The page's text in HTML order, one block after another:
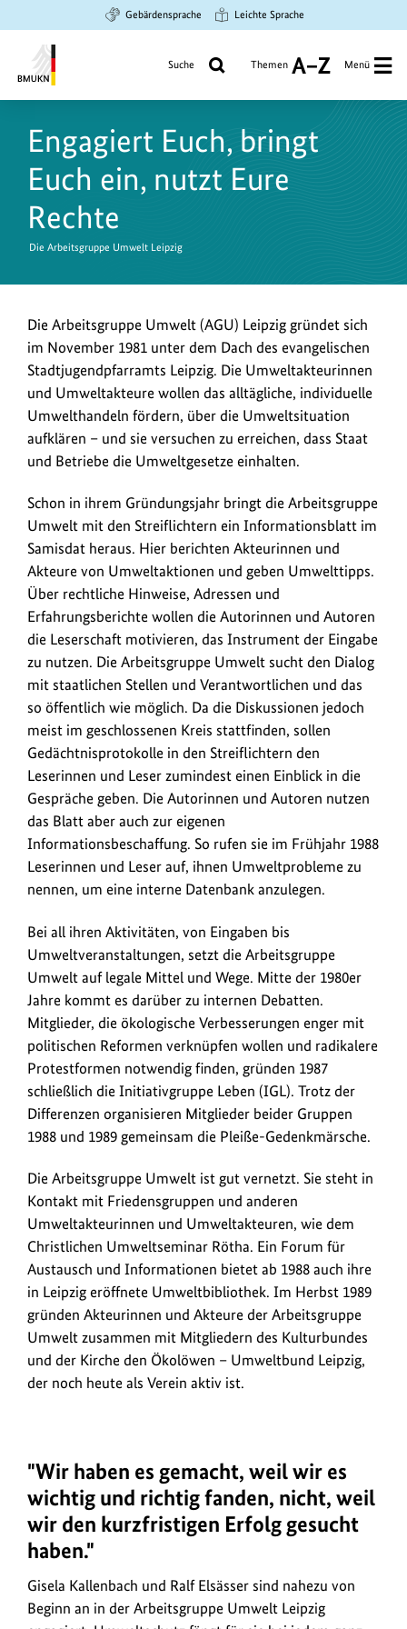
Hauptinhalt
springen
Suche
springen
Hauptnavigation
springen
Gebärdensprache Leichte Sprache
Umwelt,
Klimaschutz,
Naturschutz
und
nukleare
Sicherheit
Suche Themen
A
Z
Menü
Engagiert Euch, bringt
Euch ein, nutzt Eure
Rechte
Die Arbeitsgruppe Umwelt Leipzig
Die Arbeitsgruppe Umwelt (AGU) Leipzig gründet sich
im November 1981 unter dem Dach des evangelischen
Stadtjugendpfarramts Leipzig. Die Umweltakteurinnen
und Umweltakteure wollen das alltägliche, individuelle
Umwelthandeln fördern, über die Umweltsituation
aufklären – und sie versuchen zu erreichen, dass Staat
und Betriebe die Umweltgesetze einhalten.
Schon in ihrem Gründungsjahr bringt die Arbeitsgruppe
Umwelt mit den Streiflichtern ein Informationsblatt im
Samisdat heraus. Hier berichten Akteurinnen und
Akteure von Umweltaktionen und geben Umwelttipps.
Über rechtliche Hinweise, Adressen und
Erfahrungsberichte wollen die Autorinnen und Autoren
die Leserschaft motivieren, das Instrument der Eingabe
zu nutzen. Die Arbeitsgruppe Umwelt sucht den Dialog
mit staatlichen Stellen und Verantwortlichen und das
so öffentlich wie möglich. Da die Diskussionen jedoch
meist im geschlossenen Kreis stattfinden, sollen
Gedächtnisprotokolle in den Streiflichtern den
Leserinnen und Leser zumindest einen Einblick in die
Gespräche geben. Die Autorinnen und Autoren nutzen
das Blatt aber auch zur eigenen
Informationsbeschaffung. So rufen sie im Frühjahr 1988
Leserinnen und Leser auf, ihnen Umweltprobleme zu
nennen, um eine interne Datenbank anzulegen.
Bei all ihren Aktivitäten, von Eingaben bis
Umweltveranstaltungen, setzt die Arbeitsgruppe
Umwelt auf legale Mittel und Wege. Mitte der 1980er
Jahre kommt es darüber zu internen Debatten.
Mitglieder, die ökologische Verbesserungen enger mit
politischen Reformen verknüpfen wollen und radikalere
Protestformen notwendig finden, gründen 1987
schließlich die Initiativgruppe Leben (IGL). Trotz der
Differenzen organisieren Mitglieder beider Gruppen
1988 und 1989 gemeinsam die Pleiße-Gedenkmärsche.
Die Arbeitsgruppe Umwelt ist gut vernetzt. Sie steht in
Kontakt mit Friedensgruppen und anderen
Umweltakteurinnen und Umweltakteuren, wie dem
Christlichen Umweltseminar Rötha. Ein Forum für
Austausch und Informationen bietet ab 1988 auch ihre
in Leipzig eröffnete Umweltbibliothek. Im Herbst 1989
gründen Akteurinnen und Akteure der Arbeitsgruppe
Umwelt zusammen mit Mitgliedern des Kulturbundes
und der Kirche den Ökolöwen – Umweltbund Leipzig,
der noch heute als Verein aktiv ist.
"Wir haben es gemacht, weil wir es
wichtig und richtig fanden, nicht, weil
wir den kurzfristigen Erfolg gesucht
haben."
Gisela Kallenbach und Ralf Elsässer sind nahezu von
Beginn an in der Arbeitsgruppe Umwelt Leipzig